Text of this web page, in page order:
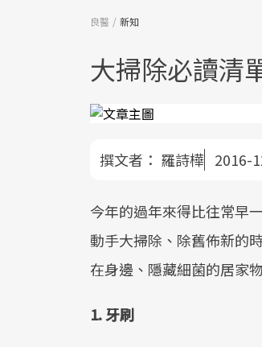
良醫 新知
大掃除必讀清
撰文者： 羅詩樺 2016-
今年的過年來得比往常早
動手大掃除、除舊佈新的
在身邊、隱藏細菌的居家
1. 牙刷